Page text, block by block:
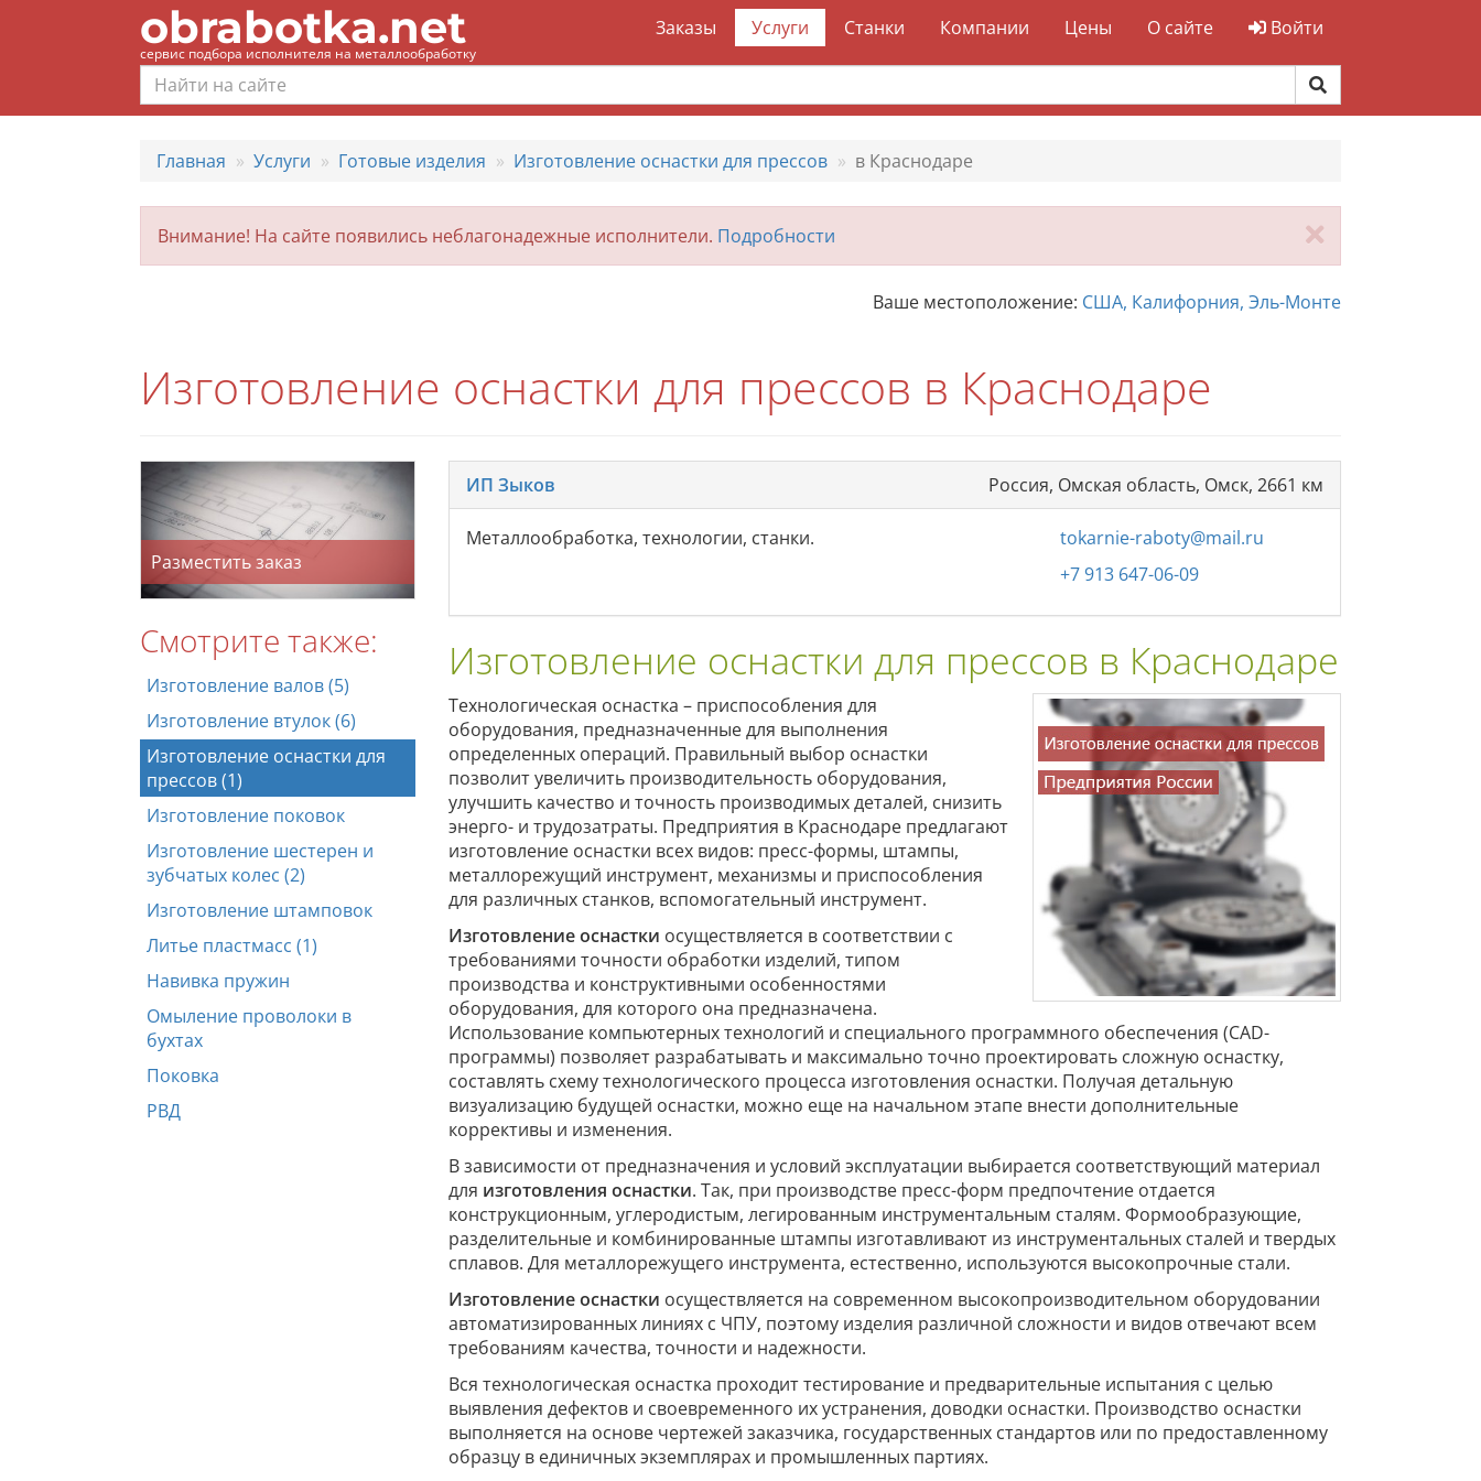
obrabotka.net
сервис подбора исполнителя на металлообработку
Заказы Услуги Станки Компании Цены О сайте Войти
Главная Услуги Готовые изделия Изготовление оснастки для прессов в Краснодаре
Внимание! На сайте появились неблагонадежные исполнители. Подробности
Ваше местоположение: США, Калифорния, Эль-Монте
Изготовление оснастки для прессов в Краснодаре
Разместить заказ
Смотрите также:
Изготовление валов (5)
Изготовление втулок (6)
Изготовление оснастки для
прессов (1)
Изготовление поковок
Изготовление шестерен и
зубчатых колес (2)
Изготовление штамповок
Литье пластмасс (1)
Навивка пружин
Омыление проволоки в
бухтах
Поковка
РВД
ИП Зыков Россия, Омская область, Омск, 2661 км
Металлообработка, технологии, станки.
tokarnie-raboty@mail.ru
+7 913 647-06-09
Изготовление оснастки для прессов в Краснодаре
Технологическая оснастка – приспособления для
оборудования, предназначенные для выполнения
определенных операций. Правильный выбор оснастки
позволит увеличить производительность оборудования,
улучшить качество и точность производимых деталей, снизить
энерго- и трудозатраты. Предприятия в Краснодаре предлагают
изготовление оснастки всех видов: пресс-формы, штампы,
металлорежущий инструмент, механизмы и приспособления
для различных станков, вспомогательный инструмент.
Изготовление оснастки осуществляется в соответствии с
требованиями точности обработки изделий, типом
производства и конструктивными особенностями
оборудования, для которого она предназначена.
Использование компьютерных технологий и специального программного обеспечения (CAD-
программы) позволяет разрабатывать и максимально точно проектировать сложную оснастку,
составлять схему технологического процесса изготовления оснастки. Получая детальную
визуализацию будущей оснастки, можно еще на начальном этапе внести дополнительные
коррективы и изменения.
В зависимости от предназначения и условий эксплуатации выбирается соответствующий материал
для изготовления оснастки. Так, при производстве пресс-форм предпочтение отдается
конструкционным, углеродистым, легированным инструментальным сталям. Формообразующие,
разделительные и комбинированные штампы изготавливают из инструментальных сталей и твердых
сплавов. Для металлорежущего инструмента, естественно, используются высокопрочные стали.
Изготовление оснастки осуществляется на современном высокопроизводительном оборудовании
автоматизированных линиях с ЧПУ, поэтому изделия различной сложности и видов отвечают всем
требованиям качества, точности и надежности.
Вся технологическая оснастка проходит тестирование и предварительные испытания с целью
выявления дефектов и своевременного их устранения, доводки оснастки. Производство оснастки
выполняется на основе чертежей заказчика, государственных стандартов или по предоставленному
образцу в единичных экземплярах и промышленных партиях.